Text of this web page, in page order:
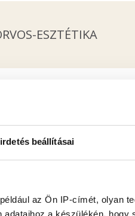
beállításai
az Ön IP-címét, olyan
ESZTÉTIKA
ORVOSAINK